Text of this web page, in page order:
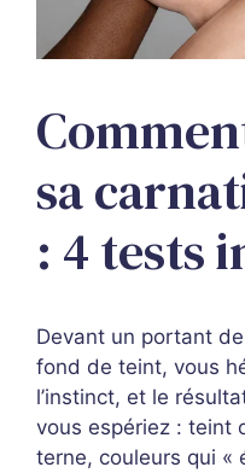
sa
: 4 tests
Devant un portant
fond de teint, vous
l’instinct, et le
vous espériez : teint
terne, couleurs qui «